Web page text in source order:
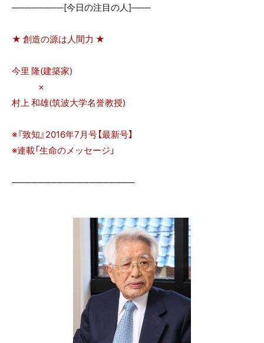
────────[今日の注目の人]───
★ 創造の源は人間力 ★
今里 隆(建築家)
×
村上 和雄(筑波大学名誉教授)
※『致知』2016年7月号【最新号】
※連載「生命のメッセージ」
───────────────────